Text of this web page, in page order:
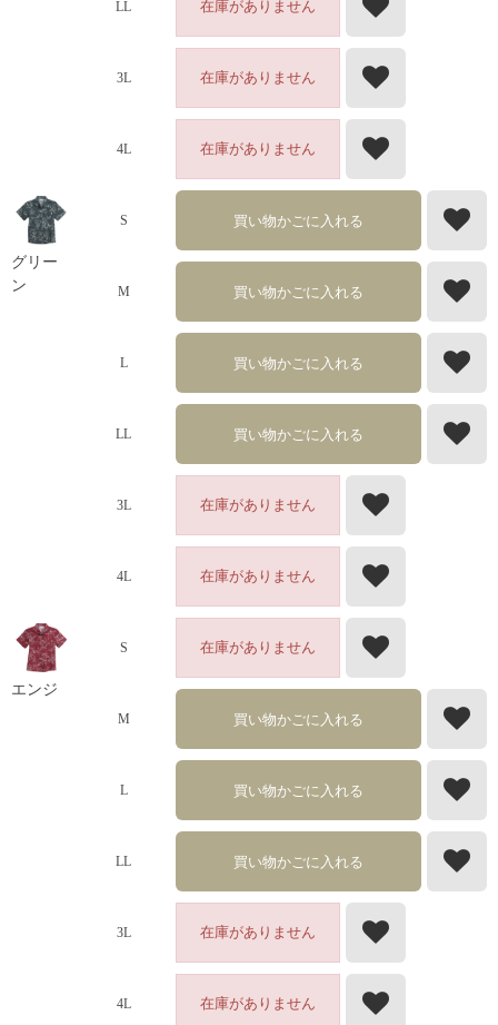
LL 在庫がありません
3L 在庫がありません
4L 在庫がありません
グリー
ン
S 買い物かごに入れる
M 買い物かごに入れる
L 買い物かごに入れる
LL 買い物かごに入れる
3L 在庫がありません
4L 在庫がありません
エンジ
S 在庫がありません
M 買い物かごに入れる
L 買い物かごに入れる
LL 買い物かごに入れる
3L 在庫がありません
4L 在庫がありません